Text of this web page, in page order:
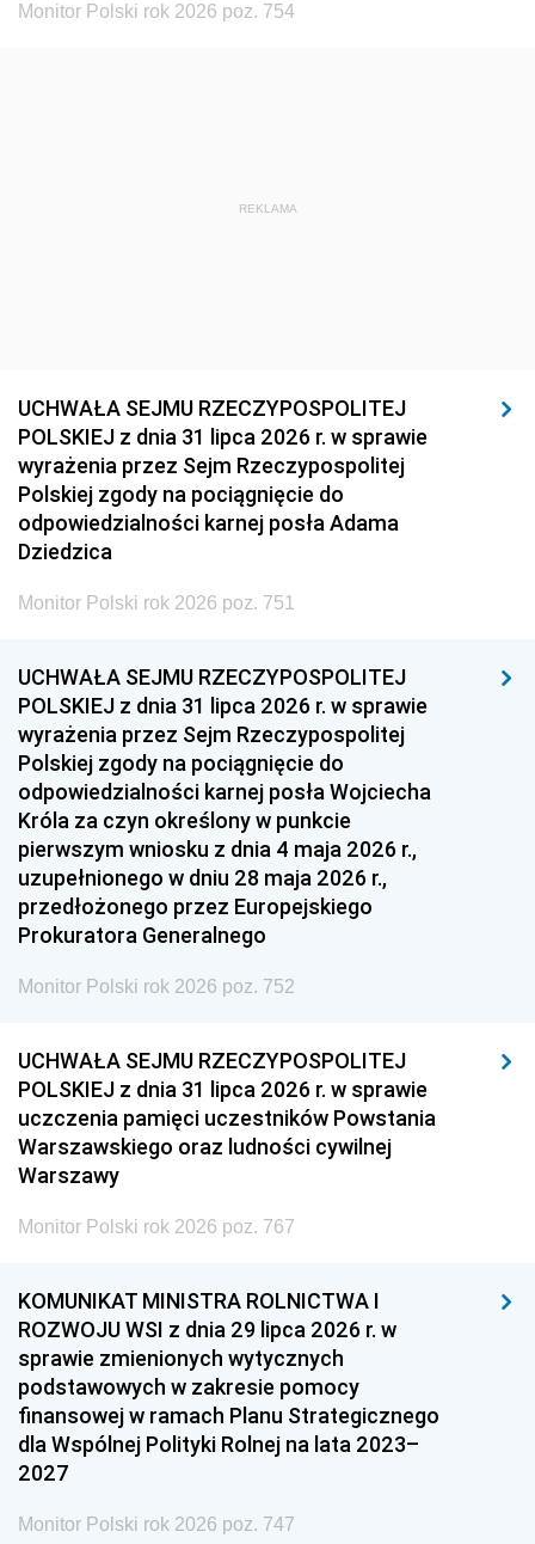
Monitor Polski rok 2026 poz. 754
REKLAMA
UCHWAŁA SEJMU RZECZYPOSPOLITEJ
POLSKIEJ z dnia 31 lipca 2026 r. w sprawie
wyrażenia przez Sejm Rzeczypospolitej
Polskiej zgody na pociągnięcie do
odpowiedzialności karnej posła Adama
Dziedzica
Monitor Polski rok 2026 poz. 751
UCHWAŁA SEJMU RZECZYPOSPOLITEJ
POLSKIEJ z dnia 31 lipca 2026 r. w sprawie
wyrażenia przez Sejm Rzeczypospolitej
Polskiej zgody na pociągnięcie do
odpowiedzialności karnej posła Wojciecha
Króla za czyn określony w punkcie
pierwszym wniosku z dnia 4 maja 2026 r.,
uzupełnionego w dniu 28 maja 2026 r.,
przedłożonego przez Europejskiego
Prokuratora Generalnego
Monitor Polski rok 2026 poz. 752
UCHWAŁA SEJMU RZECZYPOSPOLITEJ
POLSKIEJ z dnia 31 lipca 2026 r. w sprawie
uczczenia pamięci uczestników Powstania
Warszawskiego oraz ludności cywilnej
Warszawy
Monitor Polski rok 2026 poz. 767
KOMUNIKAT MINISTRA ROLNICTWA I
ROZWOJU WSI z dnia 29 lipca 2026 r. w
sprawie zmienionych wytycznych
podstawowych w zakresie pomocy
finansowej w ramach Planu Strategicznego
dla Wspólnej Polityki Rolnej na lata 2023–
2027
Monitor Polski rok 2026 poz. 747